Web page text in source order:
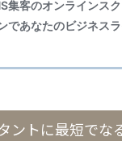
ントに最短でな